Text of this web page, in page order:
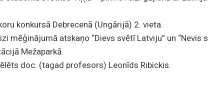
konkursā Debrecenā (Ungārijā) 2. vieta.
mēģinājumā atskaņo “Dievs svētī Latviju” un “Nevis
Mežaparkā.
doc. (tagad profesors) Leonīds Ribickis.